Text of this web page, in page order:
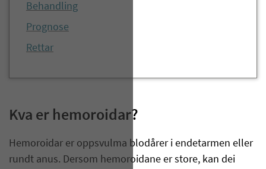
Behandling
Prognose
Rettar
Kva er hemoroidar?
Hemoroidar er oppsvulma blodårer i endetarmen eller
rundt anus. Dersom hemoroidane er store, kan dei